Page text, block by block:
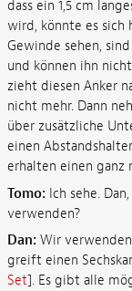
dass ein 1,5 cm
wird, könnte es sich
Gewinde sehen,
und können ihn
zieht diesen Anker
nicht mehr. Dann
über zusätzliche
einen
erhalten einen ganz
Tomo: Ich sehe.
verwenden?
Dan: Wir
greift einen
Set]. Es gibt alle